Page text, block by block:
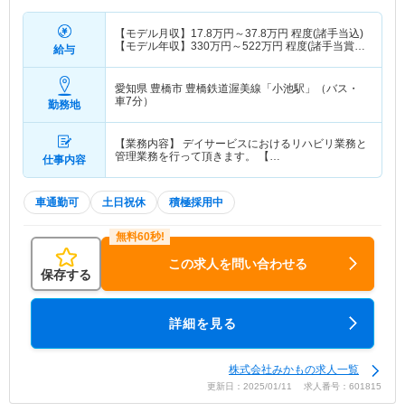
給与
【モデル月収】 17.8万円～37.8万円 程度(諸手当込)
【モデル年収】 330万円～522万円 程度(諸手当賞与
勤務地
愛知県 豊橋市 豊橋鉄道渥美線「小池駅」（バス・
車7分）
仕事内容
【業務内容】 デイサービスにおけるリハビリ業務と
管理業務を行って頂きます。 【…
車通勤可 土日祝休 積極採用中
保存する
この求人を問い合わせる
詳細を見る
株式会社みかもの求人一覧
更新日：2025/01/11 求人番号：601815